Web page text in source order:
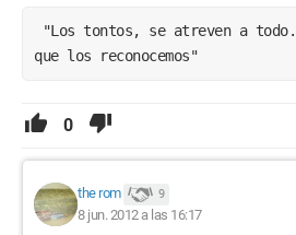
que los reconocemos"
0
the rom 9
8 jun. 2012 a las 16:17